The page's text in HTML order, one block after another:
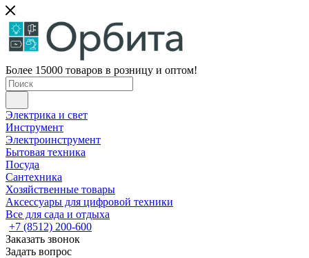
Более 15000 товаров в розницу и оптом!
Электрика и свет
Инструмент
Электроинструмент
Бытовая техника
Посуда
Сантехника
Хозяйственные товары
Аксессуары для цифровой техники
Все для сада и отдыха
+7 (8512) 200-600
Заказать звонок
Задать вопрос